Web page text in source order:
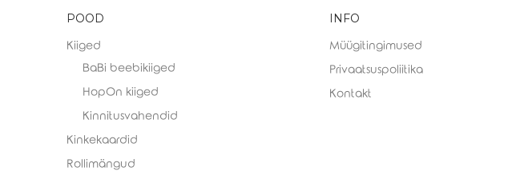
POOD
Kiiged
BaBi beebikiiged
HopOn kiiged
Kinnitusvahendid
Kinkekaardid
Rollimängud
INFO
Müügitingimused
Privaatsuspoliitika
Kontakt